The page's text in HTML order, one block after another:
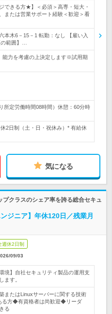
できる方★】＜必須＞高専・短大・
または営業サポート経験＜歓迎＞看
本木6－15－1 転勤：なし 【雇い入
範囲】…
力を考慮の上決定します※試用期
所定労働時間08時間）休憩：60分時
2日制（土・日・祝休み）* 有給休
気になる
クラスのシェア率を誇る総合セキュ
ジニア】年休120日／残業月
週休2日制
09/03
境】自社セキュリティ製品の運用支
ます。
またはLinuxサーバーに関する技術
る方◆有資格者は尚歓迎◆リーダ
る